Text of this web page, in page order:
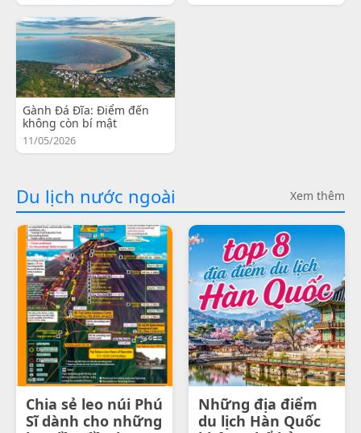
Gành Đá Đĩa: Điểm đến
không còn bí mật
11/05/2026
Du lịch nước ngoài Xem thêm
Chia sẻ leo núi Phú
Sĩ dành cho những
Những địa điểm
du lịch Hàn Quốc